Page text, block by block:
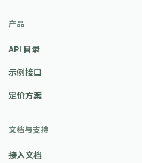
产品
API 目录
示例接口
定价方案
文档与支持
接入文档